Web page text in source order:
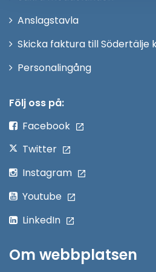
fönster
Anslagstavla
Skicka faktura till Södertälje
PersonalingångÖppna
Följ oss på:
Facebook
Twitter
Instagram
Youtube
LinkedIn
Om webbplatsen